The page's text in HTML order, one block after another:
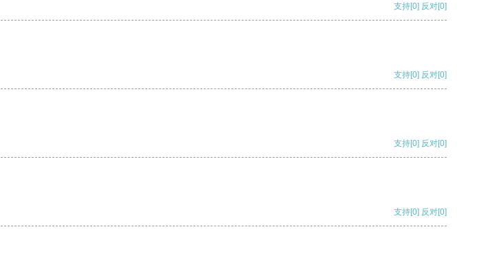
支持[0] 反对[0]
支持[0] 反对[0]
支持[0] 反对[0]
支持[0] 反对[0]